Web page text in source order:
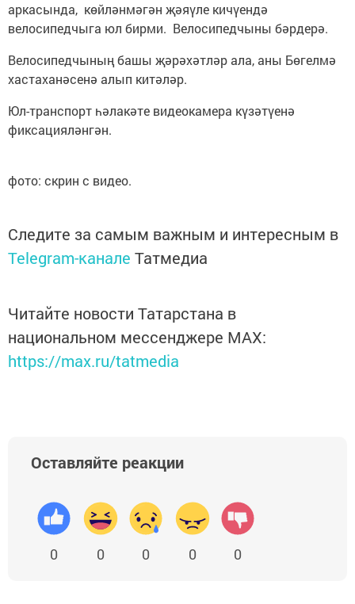
аркасында, көйләнмәгән җәяүле кичүендә
велосипедчыга юл бирми. Велосипедчыны бәрдерә.
Велосипедчының башы җәрәхәтләр ала, аны Бөгелмә
хастаханәсенә алып китәләр.
Юл-транспорт һәлакәте видеокамера күзәтүенә
фиксацияләнгән.
фото: скрин с видео.
Следите за самым важным и интересным в
Telegram-канале Татмедиа
Читайте новости Татарстана в
национальном мессенджере MАХ:
https://max.ru/tatmedia
Оставляйте реакции
0 0 0 0 0